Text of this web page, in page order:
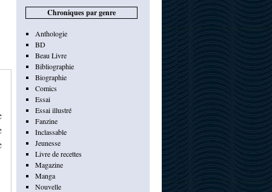
Chroniques par genre
Anthologie
BD
Beau Livre
Bibliographie
Biographie
Comics
Essai
Essai illustré
Fanzine
Inclassable
Jeunesse
Livre de recettes
Magazine
Manga
Nouvelle